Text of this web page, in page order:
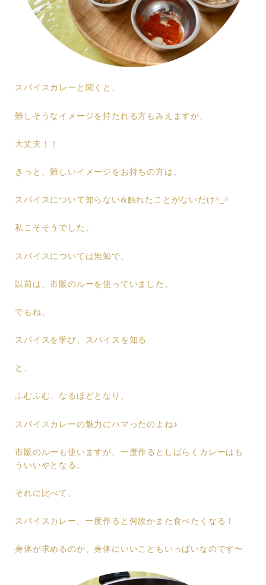
スパイスカレーと聞くと、
難しそうなイメージを持たれる方もみえますが、
大丈夫！！
きっと、難しいイメージをお持ちの方は、
スパイスについて知らない&触れたことがないだけ^_^
私こそそうでした。
スパイスについては無知で、
以前は、市販のルーを使っていました。
でもね、
スパイスを学び、スパイスを知る
と、
ふむふむ、なるほどとなり、
スパイスカレーの魅力にハマったのよね♪
市販のルーも使いますが、一度作るとしばらくカレーはも
ういいやとなる。
それに比べて、
スパイスカレー、一度作ると何故かまた食べたくなる！
身体が求めるのか、身体にいいこともいっぱいなのです〜